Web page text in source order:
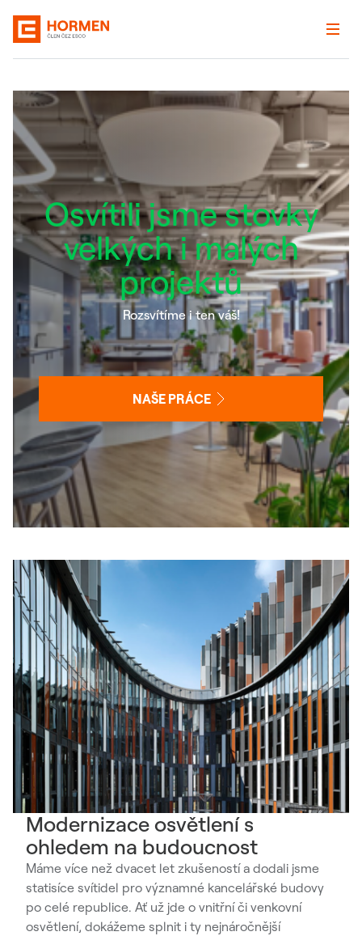
Osvítili jsme stovky
velkých i malých
projektů
Rozsvítíme i ten váš!
NAŠE PRÁCE
Modernizace osvětlení s
ohledem na budoucnost
Máme více než dvacet let zkušeností a dodali jsme
statisíce svítidel pro významné kancelářské budovy
po celé republice. Ať už jde o vnitřní či venkovní
osvětlení, dokážeme splnit i ty nejnáročnější